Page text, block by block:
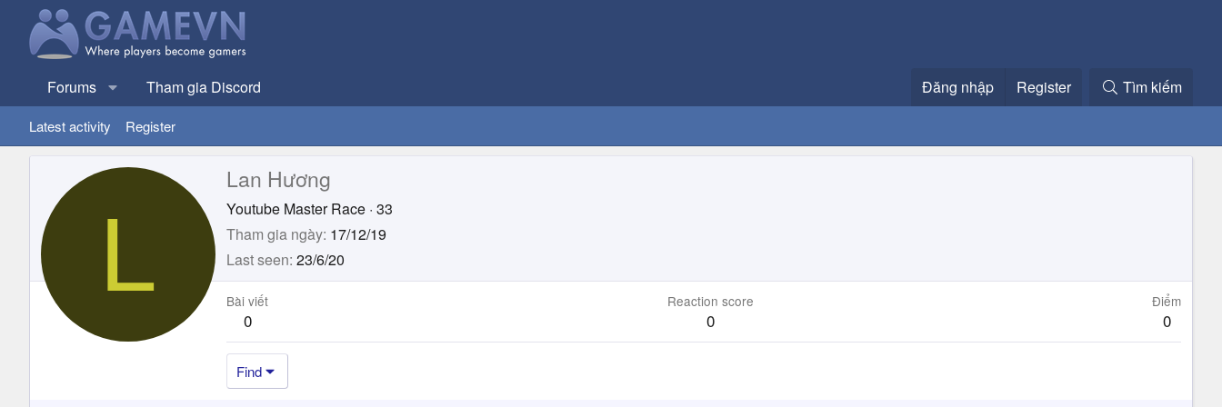
Forums Tham gia Discord Đăng nhập Register Tìm kiếm
Latest activity Register
L
Lan Hương
Youtube Master Race · 33
Tham gia ngày 17/12/19
Last seen 23/6/20
Bài viết
0
Reaction score
0
Điểm
0
Find